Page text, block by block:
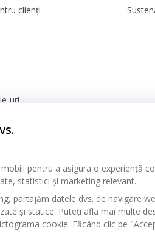
clienți
uri
pentru a asigura o experiență
statistici și marketing relevant.
partajăm datele dvs. de navigare
și statice. Puteți afla mai multe
cookie. Făcând clic pe